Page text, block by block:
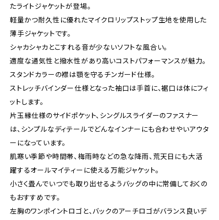
たライトジャケットが登場。
軽量かつ耐久性に優れたマイクロリップストップ生地を使用した
薄手ジャケットです。
シャカシャカとこすれる音が少ないソフトな風合い。
適度な通気性と撥水性があり高いコストパフォーマンスが魅力。
スタンドカラーの襟は顎を守るチンガード仕様。
ストレッチバインダー仕様となった袖口は手首に、裾口は体にフィ
ットします。
片玉縁仕様のサイドポケット、シングルスライダーのファスナー
は、シンプルなディテールでどんなインナーにも合わせやいアウタ
ーになっています。
肌寒い季節や時間帯、梅雨時などの急な降雨、荒天日にも大活
躍するオールマイティーに使える万能ジャケット。
小さく畳んでいつでも取り出せるようバッグの中に常備しておくの
もおすすめです。
左胸のワンポイントロゴと、バックのアーチロゴがバランス良いデ